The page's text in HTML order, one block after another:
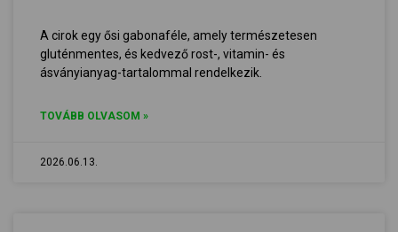
A cirok egy ősi gabonaféle, amely természetesen
gluténmentes, és kedvező rost-, vitamin- és
ásványianyag-tartalommal rendelkezik.
TOVÁBB OLVASOM »
2026.06.13.